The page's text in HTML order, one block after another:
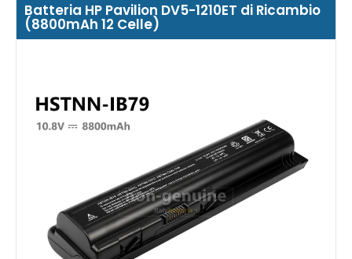
Batteria HP Pavilion DV5-1210ET di Ricambio
(8800mAh 12 Celle)